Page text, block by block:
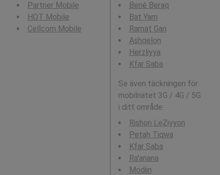
Partner Mobile
HOT Mobile
Cellcom Mobile
Bené Beraq
Bat Yam
Ramat Gan
Ashqelon
Herzliyya
Kfar Saba
Se även täckningen för
mobilnätet 3G / 4G / 5G
i ditt område:
Rishon LeẔiyyon
Petaẖ Tiqwa
Kfar Saba
Ra'anana
Modiin